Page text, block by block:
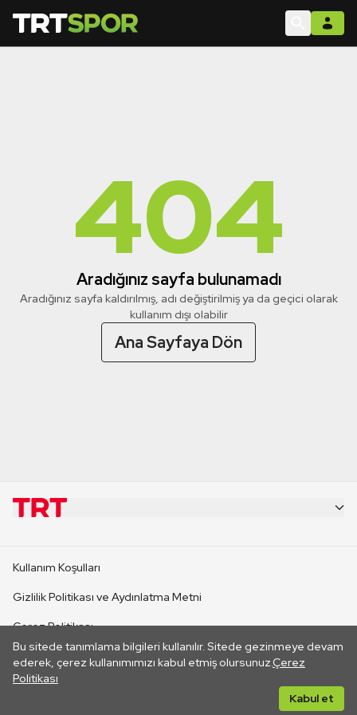
404
Aradığınız sayfa bulunamadı
Aradığınız sayfa kaldırılmış, adı değiştirilmiş ya da geçici olarak
kullanım dışı olabilir
Ana Sayfaya Dön
Bu sitede tanımlama bilgileri kullanılır. Sitede gezinmeye devam
ederek, çerez kullanımımızı kabul etmiş olursunuz.Çerez
Politikası
Kabul et
CANLI YAYINLAR
Kullanım Koşulları
Gizlilik Politikası ve Aydınlatma Metni
Çerez Politikası
İletişim
Her hakkı saklıdır. ©2026 TRT. Bağlantı yoluyla gidilen dış